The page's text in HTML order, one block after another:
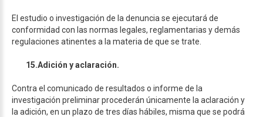
El estudio o investigación de la denuncia se ejecutará de
conformidad con las normas legales, reglamentarias y demás
regulaciones atinentes a la materia de que se trate.
15.Adición y aclaración.
Contra el comunicado de resultados o informe de la
investigación preliminar procederán únicamente la aclaración y
la adición, en un plazo de tres días hábiles, misma que se podrá